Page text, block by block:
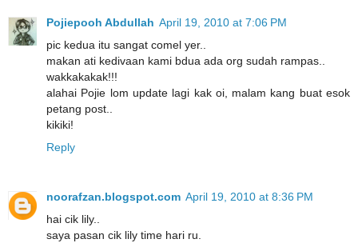
Pojiepooh Abdullah April 19, 2010 at 7:06 PM
pic kedua itu sangat comel yer..
makan ati kedivaan kami bdua ada org sudah rampas..
wakkakakak!!!
alahai Pojie lom update lagi kak oi, malam kang buat esok
petang post..
kikiki!
Reply
noorafzan.blogspot.com April 19, 2010 at 8:36 PM
hai cik lily..
saya pasan cik lily time hari ru.